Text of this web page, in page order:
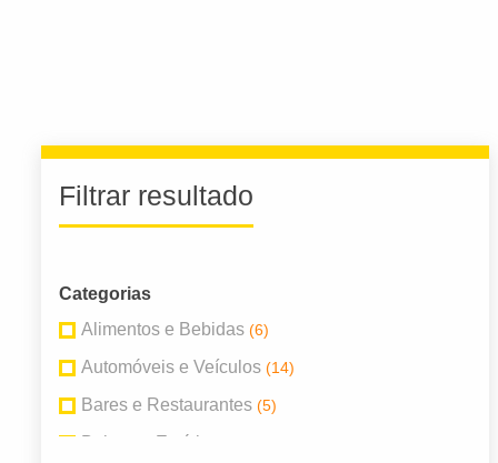
Filtrar resultado
Categorias
Alimentos e Bebidas (6)
Automóveis e Veículos (14)
Bares e Restaurantes (5)
Beleza e Estética